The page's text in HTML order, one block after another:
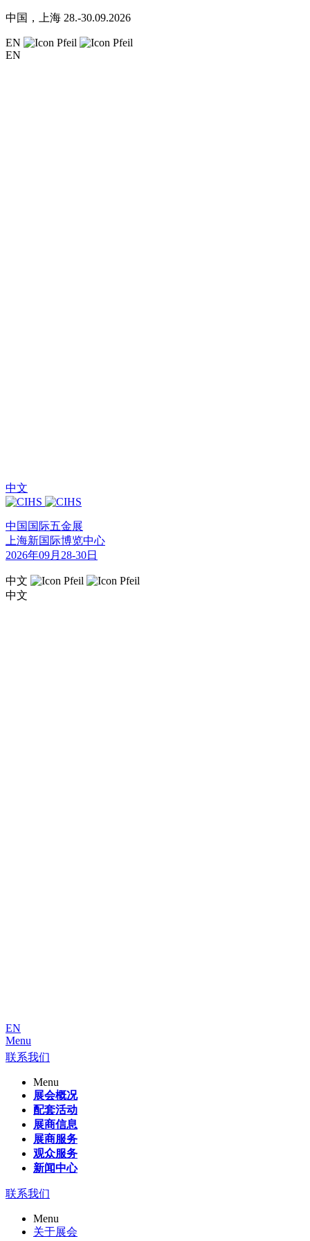
中国，上海 28.-30.09.2026
EN
EN
中文
中国国际五金展
上海新国际博览中心
2026年09月28-30日
中文
中文
EN
Menu
联系我们
Menu
展会概况
配套活动
展商信息
展商服务
观众服务
新闻中心
联系我们
Menu
关于展会